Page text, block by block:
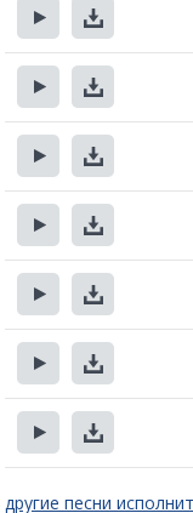
Прослушать
Скачать
Прослушать
Скачать
Прослушать
Скачать
Прослушать
Скачать
Прослушать
Скачать
Прослушать
Скачать
Прослушать
Скачать
другие песни